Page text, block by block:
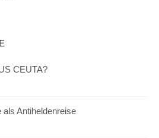
CEUTA?
Antiheldenreise